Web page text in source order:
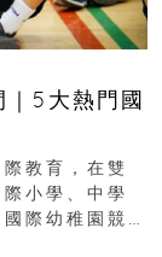
5大熱門國
教育，在雙
小學、中學
際幼稚園競